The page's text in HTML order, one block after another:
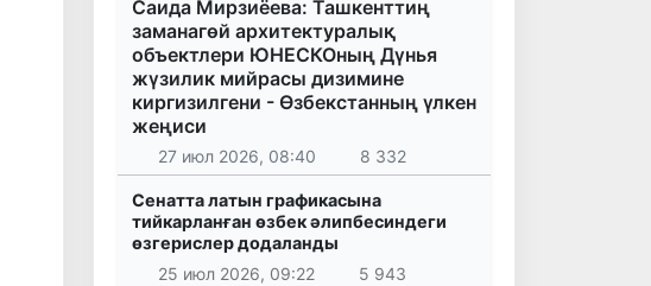
Саида Мирзиёева: Ташкенттиң
заманагөй архитектуралық
объектлери ЮНЕСКОның Дүнья
жүзилик мийрасы дизимине
киргизилгени - Өзбекстанның үлкен
жеңиси
27 июл 2026, 08:40 8 332
Сенатта латын графикасына
тийкарланған өзбек әлипбесиндеги
өзгерислер додаланды
25 июл 2026, 09:22
5 943